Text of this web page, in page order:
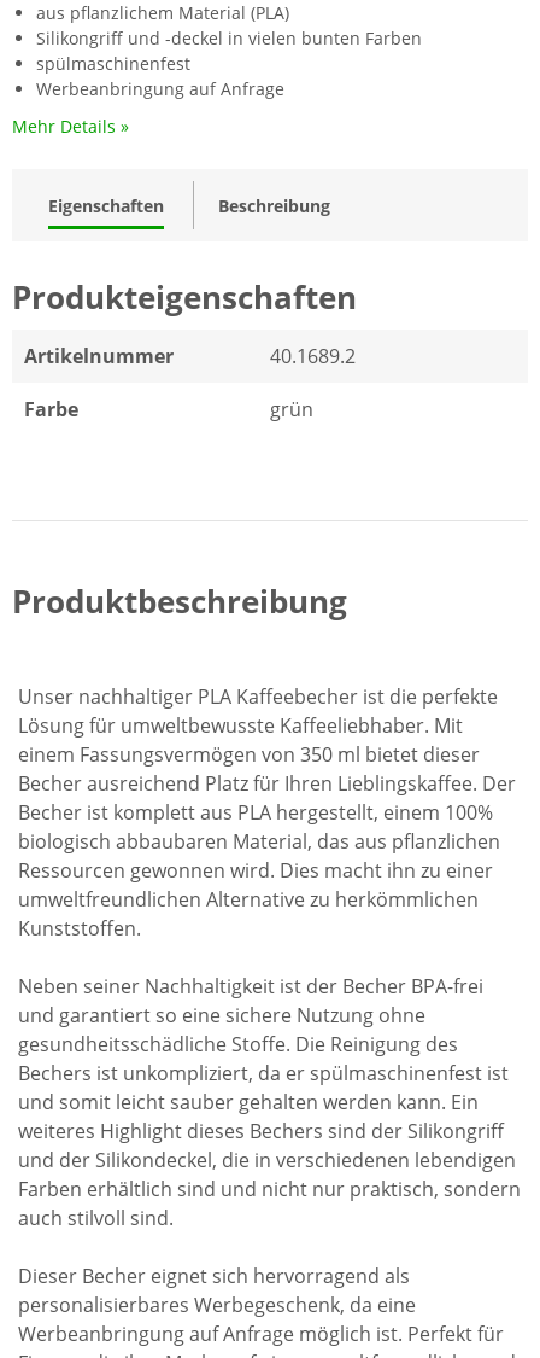
aus pflanzlichem Material (PLA)
Silikongriff und -deckel in vielen bunten Farben
spülmaschinenfest
Werbeanbringung auf Anfrage
Mehr Details »
Eigenschaften Beschreibung
Produkteigenschaften
Artikelnummer
40.1689.2
Farbe
grün
Produktbeschreibung
Unser nachhaltiger PLA Kaffeebecher ist die perfekte
Lösung für umweltbewusste Kaffeeliebhaber. Mit
einem Fassungsvermögen von 350 ml bietet dieser
Becher ausreichend Platz für Ihren Lieblingskaffee. Der
Becher ist komplett aus PLA hergestellt, einem 100%
biologisch abbaubaren Material, das aus pflanzlichen
Ressourcen gewonnen wird. Dies macht ihn zu einer
umweltfreundlichen Alternative zu herkömmlichen
Kunststoffen.
Neben seiner Nachhaltigkeit ist der Becher BPA-frei
und garantiert so eine sichere Nutzung ohne
gesundheitsschädliche Stoffe. Die Reinigung des
Bechers ist unkompliziert, da er spülmaschinenfest ist
und somit leicht sauber gehalten werden kann. Ein
weiteres Highlight dieses Bechers sind der Silikongriff
und der Silikondeckel, die in verschiedenen lebendigen
Farben erhältlich sind und nicht nur praktisch, sondern
auch stilvoll sind.
Dieser Becher eignet sich hervorragend als
personalisierbares Werbegeschenk, da eine
Werbeanbringung auf Anfrage möglich ist. Perfekt für